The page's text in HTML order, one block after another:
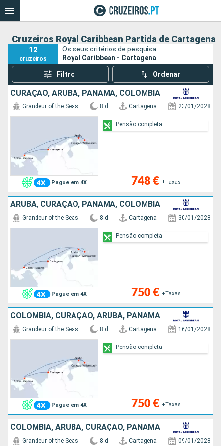
Cruzeiros Royal Caribbean Partida de Cartagena
12
cruzeiros
Os seus critérios de pesquisa:
Royal Caribbean - Cartagena
Filtro Ordenar
CURAÇAO, ARUBA, PANAMA, COLÔMBIA
Pague em 4X
Grandeur of the Seas 8 d Cartagena 23/01/2028
748 € +Taxas
Pensão completa
ARUBA, CURAÇAO, PANAMA, COLÔMBIA
Pague em 4X
Grandeur of the Seas 8 d Cartagena 30/01/2028
750 € +Taxas
Pensão completa
COLÔMBIA, CURAÇAO, ARUBA, PANAMA
Pague em 4X
Grandeur of the Seas 8 d Cartagena 16/01/2028
750 € +Taxas
Pensão completa
COLÔMBIA, ARUBA, CURAÇAO, PANAMA
Grandeur of the Seas 8 d Cartagena 09/01/2028